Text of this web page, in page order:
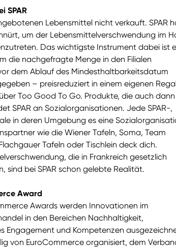
SPAR
Lebensmittel nicht verkauft. SPAR
um der Lebensmittelverschwendung im
Das wichtigste Instrument dabei ist
die nachgefragte Menge in den Filialen
dem Ablauf des Mindesthaltbarkeitsdatum
– preisreduziert in einem eigenen
Too Good To Go. Produkte, die auch
SPAR an Sozialorganisationen. Jede SPAR-,
in deren Umgebung es eine
wie die Wiener Tafeln, Soma, Team
Tafeln oder Tischlein deck dich.
die in Frankreich gesetzlich
sind bei SPAR schon gelebte Realität.
Award
Awards werden Innovationen im
in den Bereichen Nachhaltigkeit,
Engagement und Kompetenzen
von EuroCommerce organisiert, dem